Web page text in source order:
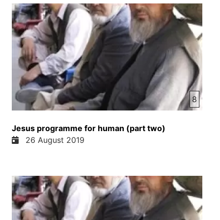
صحبتت را بسر برد او زمان با فواهش نکردم منزی تو
یک بار خواهش پدر گفتا تو ای فرزند دلبند همیشه با منی
در مهر پیوند هران چه آن من آن تو باشد مرا پیوند جان
جان تو باشد کنون باید همه شادی نماییم زغم کمتر به
خوشحالی فضاییم برادر گویا چون مرده بودی چه خوش
باشد که ورا زنده دیدی برای مدت گم بود از ما خدا را
شاقر و کنون گشته پیدا پسر در روح خود تاریک و مهجور
تنه و با پدر قلبش بس دور حسود و پرتوقع بود و
خودخواه لذا در زندگی میرفت بیراه نگر دیده از خود
مایوس و خسته بمانند برادر دل شکسته ندیده خشتن
محتاج و آجز پشایمانی ندانسته از ترگز اگر گردی تو روز
از خدا دور نگردت مانه رفتند بازور به سربردن توانی دور
از وی به نوع زندگانی میشود تی به پیش آیند یاران به
دیو بدخواه شوی بدار و برگردی تو از راه خدا بینی چنان
در انتظار هست بمانند پدر امیدوار هست دوان آیت در
آغو شد بگیرد به فرزندی تو را از نو پذیرد پدر که دو پسر
8
Jesus programme for human (part two)
26 August 2019